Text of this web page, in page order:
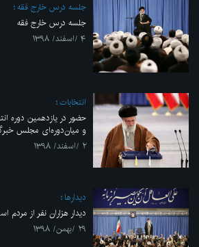
جلسه درس خارج فقه
جلسه درس خارج فقه
۴ /اسفند/ ۱۳۹۸
انتخابات
حضور در یازدهمین دوره
و میان‌دوره‌ای مجلس
۲ /اسفند/ ۱۳۹۸
ديدارها
دیدار هزاران نفر از مردم
۲۹ /بهمن/ ۱۳۹۸